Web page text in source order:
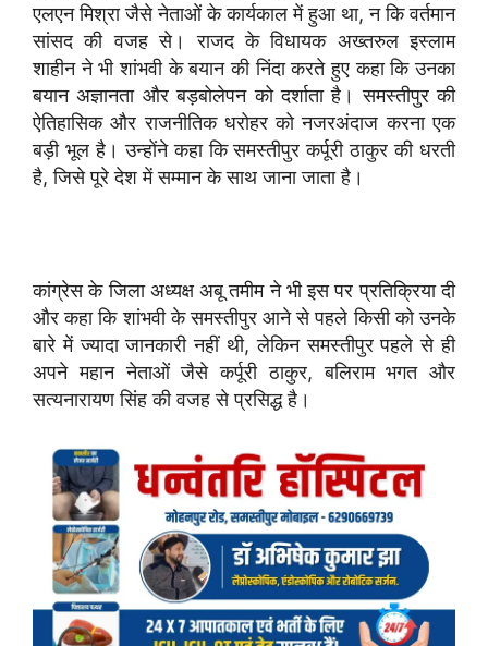
एलएन मिश्रा जैसे नेताओं के कार्यकाल में हुआ था, न कि वर्तमान
सांसद की वजह से। राजद के विधायक अख्तरुल इस्लाम
शाहीन ने भी शांभवी के बयान की निंदा करते हुए कहा कि उनका
बयान अज्ञानता और बड़बोलेपन को दर्शाता है। समस्तीपुर की
ऐतिहासिक और राजनीतिक धरोहर को नजरअंदाज करना एक
बड़ी भूल है। उन्होंने कहा कि समस्तीपुर कर्पूरी ठाकुर की धरती
है, जिसे पूरे देश में सम्मान के साथ जाना जाता है।
कांग्रेस के जिला अध्यक्ष अबू तमीम ने भी इस पर प्रतिक्रिया दी
और कहा कि शांभवी के समस्तीपुर आने से पहले किसी को उनके
बारे में ज्यादा जानकारी नहीं थी, लेकिन समस्तीपुर पहले से ही
अपने महान नेताओं जैसे कर्पूरी ठाकुर, बलिराम भगत और
सत्यनारायण सिंह की वजह से प्रसिद्ध है।